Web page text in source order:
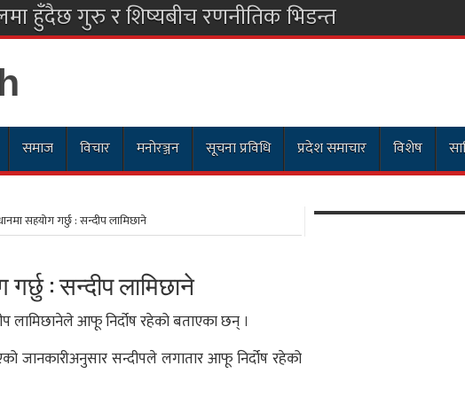
हुँदैछ गुरु र शिष्यबीच रणनीतिक भिडन्त
समाज विचार मनोरञ्जन सूचना प्रविधि प्रदेश समाचार विशेष
सहयोग गर्छु : सन्दीप लामिछाने
: सन्दीप लामिछाने
लामिछानेले आफू निर्दोष रहेको बताएका छन् ।
जानकारीअनुसार सन्दीपले लगातार आफू निर्दोष रहेको